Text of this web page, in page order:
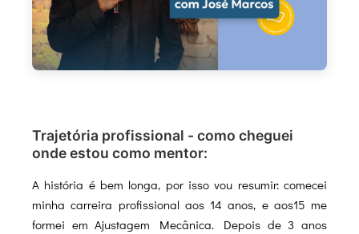
Trajetória profissional - como cheguei
onde estou como mentor:
A história é bem longa, por isso vou resumir: comecei
minha carreira profissional aos 14 anos, e aos15 me
formei em Ajustagem Mecânica. Depois de 3 anos